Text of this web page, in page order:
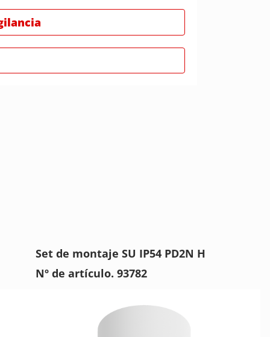
Set de montaje SU IP54 PD2N H
Nº de artículo. 93782